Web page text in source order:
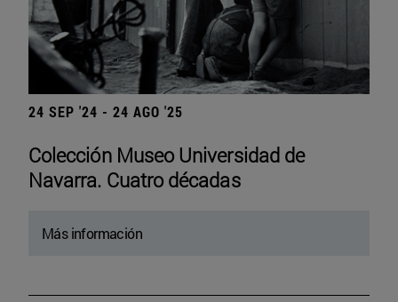
24 SEP '24 - 24 AGO '25
Colección Museo Universidad de
Navarra. Cuatro décadas
Más información